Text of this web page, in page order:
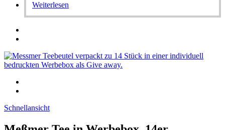
Weiterlesen
Schnellansicht